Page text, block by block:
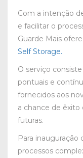
Com a intenção
e facilitar o
Guarde Mais
Self Storage.
O serviço
pontuais e
fornecidos aos
a chance de êxito
futuras.
Para
processos